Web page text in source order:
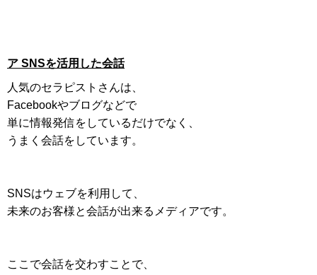
ア SNSを活用した会話
人気のセラピストさんは、
Facebookやブログなどで
単に情報発信をしているだけでなく、
うまく会話をしています。
SNSはウェブを利用して、
未来のお客様と会話が出来るメディアです。
ここで会話を交わすことで、